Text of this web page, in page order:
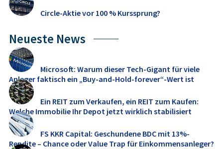
Circle-Aktie vor 100 % Kurssprung?
Neueste News
Microsoft: Warum dieser Tech-Gigant für viele
Anleger faktisch ein „Buy-and-Hold-forever“-Wert ist
Ein REIT zum Verkaufen, ein REIT zum Kaufen:
Welche Immobilie Ihr Depot jetzt wirklich stabilisiert
FS KKR Capital: Geschundene BDC mit 13%-
Rendite – Chance oder Value Trap für Einkommensanleger?